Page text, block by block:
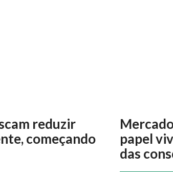
reduzir
começando
papel
das